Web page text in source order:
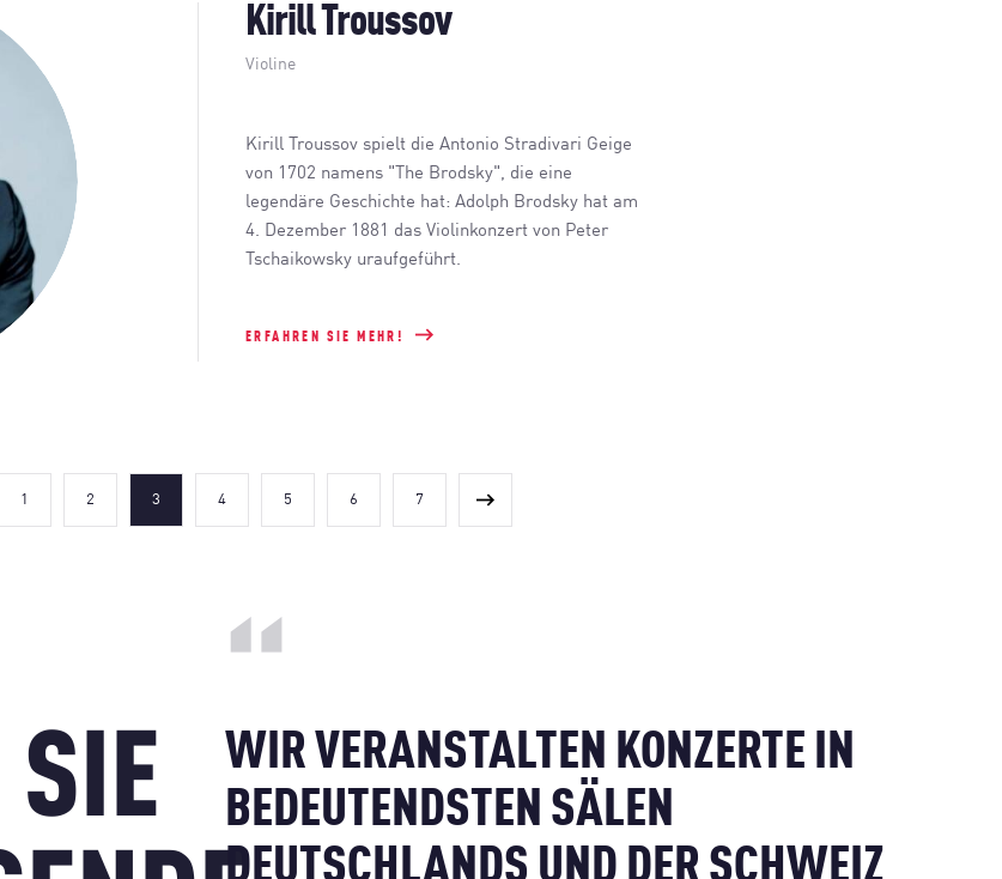
Kirill Troussov
Violine
Kirill Troussov spielt die Antonio Stradivari Geige
von 1702 namens "The Brodsky", die eine
legendäre Geschichte hat: Adolph Brodsky hat am
4. Dezember 1881 das Violinkonzert von Peter
Tschaikowsky uraufgeführt.
ERFAHREN SIE MEHR!
1 2 3 4 5 6 7
SIE
WIR VERANSTALTEN KONZERTE IN
BEDEUTENDSTEN SÄLEN
DEUTSCHLANDS UND DER SCHWEIZ